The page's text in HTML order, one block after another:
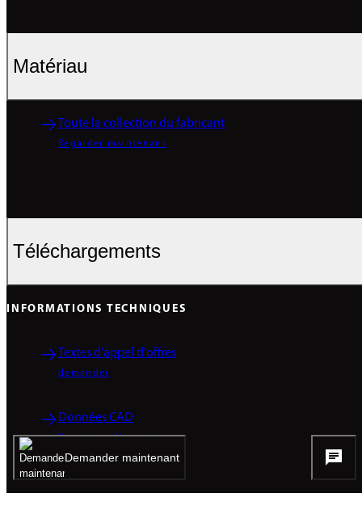
Matériau
Toute la collection du fabricant
Regarder maintenant
Téléchargements
INFORMATIONS TECHNIQUES
Textes d'appel d'offres
demander
Données CAD
Vers le configurateur
Demander maintenant